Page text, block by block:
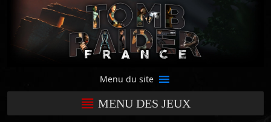
Menu du site
MENU DES JEUX